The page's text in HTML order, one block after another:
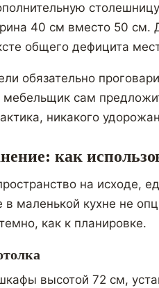
40 см вместо 50 см.
общего дефицита
обязательно
сам
никакого
как
на исходе,
в маленькой кухне не
как к планировке.
высотой 72 см,